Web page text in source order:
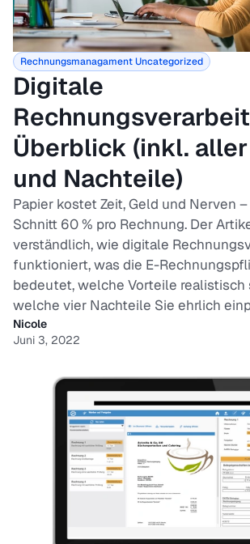
RechnungsmanagamentUncategorized
Digitale
Überblick (inkl.
und Nachteile)
Papier kostet Zeit, Geld und Nerven
Schnitt 60 % pro Rechnung. Der
verständlich, wie digitale
funktioniert, was die E-
bedeutet, welche Vorteile realistisch
welche vier Nachteile Sie ehrlich
Nicole
Juni 3, 2022